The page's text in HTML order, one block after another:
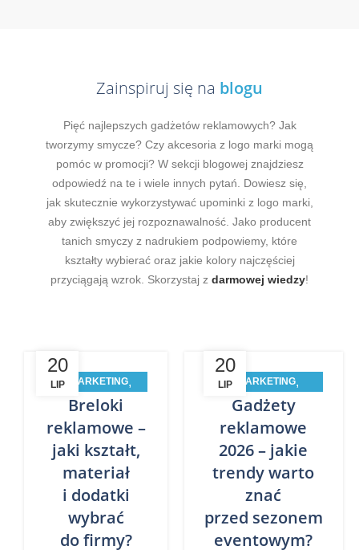
Zainspiruj się na blogu
Pięć najlepszych gadżetów reklamowych? Jak
tworzymy smycze? Czy akcesoria z logo marki mogą
pomóc w promocji? W sekcji blogowej znajdziesz
odpowiedź na te i wiele innych pytań. Dowiesz się,
jak skutecznie wykorzystywać upominki z logo marki,
aby zwiększyć jej rozpoznawalność. Jako producent
tanich smyczy z nadrukiem podpowiemy, które
kształty wybierać oraz jakie kolory najczęściej
przyciągają wzrok. Skorzystaj z darmowej wiedzy!
20
LIPE-MARKETING,
INSPIRACJE
PROMOCJA
Breloki
reklamowe –
jaki kształt,
materiał
i dodatki
wybrać
do firmy?
20
LIPE-MARKETING,
INSPIRACJE ,
PROMOCJA BIZNESU
Gadżety
reklamowe
2026 – jakie
trendy warto
znać
przed sezonem
eventowym?